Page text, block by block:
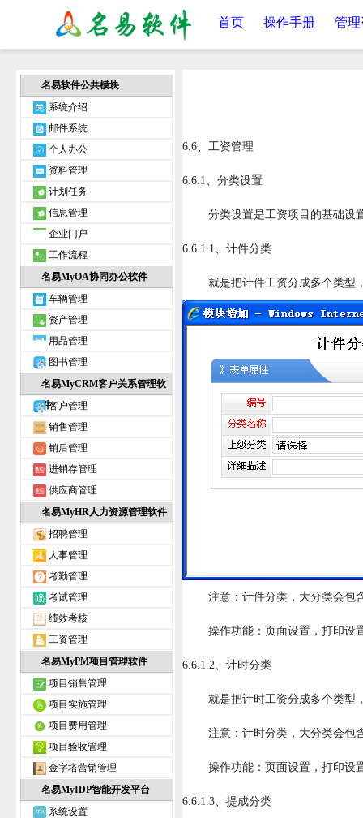
首页 操作手册 管
名易软件公共模块
系统介绍
邮件系统
个人办公
资料管理
计划任务
信息管理
企业门户
工作流程
名易MyOA协同办公软件
车辆管理
资产管理
用品管理
图书管理
名易MyCRM客户关系管理软
件客户管理
销售管理
销后管理
进销存管理
供应商管理
名易MyHR人力资源管理软件
招聘管理
人事管理
考勤管理
考试管理
绩效考核
工资管理
名易MyPM项目管理软件
项目销售管理
项目实施管理
项目费用管理
项目验收管理
金字塔营销管理
名易MyIDP智能开发平台
系统设置
6.6、工资管理
6.6.1、分类设置
分类设置是工资项目的基础设置
6.6.1.1、计件分类
就是把计件工资分成多个类型
注意：计件分类，大分类会包含
操作功能：页面设置，打印设置
6.6.1.2、计时分类
就是把计时工资分成多个类型
注意：计时分类，大分类会包含
操作功能：页面设置，打印设置
6.6.1.3、提成分类